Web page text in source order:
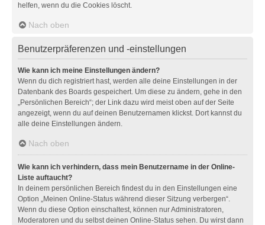
helfen, wenn du die Cookies löscht.
Nach oben
Benutzerpräferenzen und -einstellungen
Wie kann ich meine Einstellungen ändern?
Wenn du dich registriert hast, werden alle deine Einstellungen in der
Datenbank des Boards gespeichert. Um diese zu ändern, gehe in den
„Persönlichen Bereich“; der Link dazu wird meist oben auf der Seite
angezeigt, wenn du auf deinen Benutzernamen klickst. Dort kannst du
alle deine Einstellungen ändern.
Nach oben
Wie kann ich verhindern, dass mein Benutzername in der Online-
Liste auftaucht?
In deinem persönlichen Bereich findest du in den Einstellungen eine
Option „Meinen Online-Status während dieser Sitzung verbergen“.
Wenn du diese Option einschaltest, können nur Administratoren,
Moderatoren und du selbst deinen Online-Status sehen. Du wirst dann